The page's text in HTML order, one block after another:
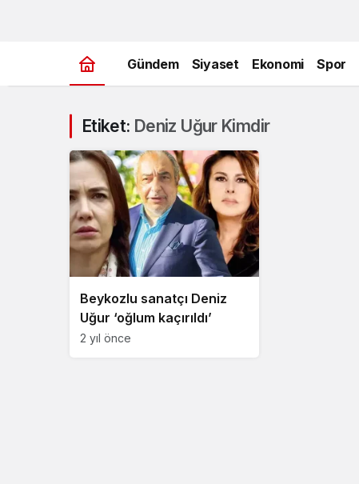
Gündem Siyaset Ekonomi Spor
Etiket: Deniz Uğur Kimdir
Beykozlu sanatçı Deniz
Uğur ‘oğlum kaçırıldı’
2 yıl önce